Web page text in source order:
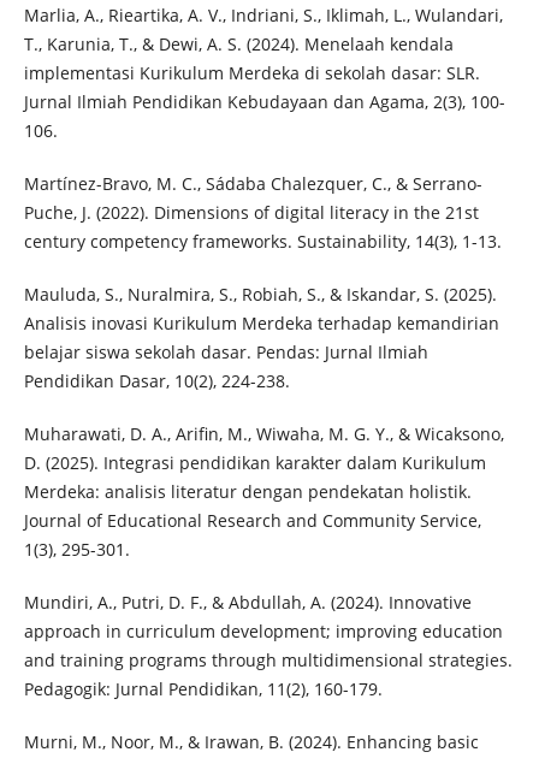
Marlia, A., Rieartika, A. V., Indriani, S., Iklimah, L., Wulandari,
T., Karunia, T., & Dewi, A. S. (2024). Menelaah kendala
implementasi Kurikulum Merdeka di sekolah dasar: SLR.
Jurnal Ilmiah Pendidikan Kebudayaan dan Agama, 2(3), 100-
106.
Martínez-Bravo, M. C., Sádaba Chalezquer, C., & Serrano-
Puche, J. (2022). Dimensions of digital literacy in the 21st
century competency frameworks. Sustainability, 14(3), 1-13.
Mauluda, S., Nuralmira, S., Robiah, S., & Iskandar, S. (2025).
Analisis inovasi Kurikulum Merdeka terhadap kemandirian
belajar siswa sekolah dasar. Pendas: Jurnal Ilmiah
Pendidikan Dasar, 10(2), 224-238.
Muharawati, D. A., Arifin, M., Wiwaha, M. G. Y., & Wicaksono,
D. (2025). Integrasi pendidikan karakter dalam Kurikulum
Merdeka: analisis literatur dengan pendekatan holistik.
Journal of Educational Research and Community Service,
1(3), 295-301.
Mundiri, A., Putri, D. F., & Abdullah, A. (2024). Innovative
approach in curriculum development; improving education
and training programs through multidimensional strategies.
Pedagogik: Jurnal Pendidikan, 11(2), 160-179.
Murni, M., Noor, M., & Irawan, B. (2024). Enhancing basic